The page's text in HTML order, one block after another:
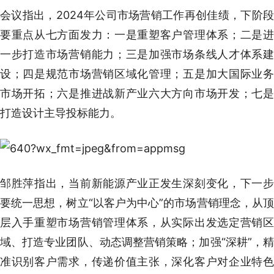
会议指出，2024年公司市场营销工作再创佳绩，下阶段
要重点从七方面发力：一是重塑客户管理体系；二是进
一步打造市场营销能力；三是加强市场条线人才体系建
设；四是规范市场营销区域化管理；五是加大国际业务
市场开拓；六是推进战新产业六大方向市场开发；七是
打造设计主导投标能力。
邹胜萍指出，当前新能源产业正发生深刻变化，下一步
要统一思想，树立“以客户为中心”的市场营销理念，从顶
层入手重塑市场营销管理体系，从实际出发选定营销区
域、打造专业团队、动态调整营销策略；加强“深耕”，精
准识别客户需求，传递价值主张，深化客户对企业特色